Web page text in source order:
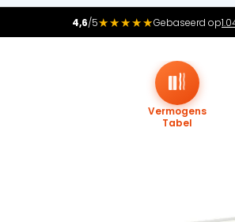
4,6/5★★★★★Gebaseerd op
Vermogens
Tabel